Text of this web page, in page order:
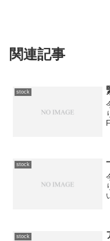
関連記事
stock
stock
stock